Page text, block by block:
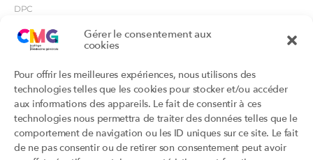
Gérer le consentement aux
cookies
Pour offrir les meilleures expériences, nous utilisons des
technologies telles que les cookies pour stocker et/ou accéder
aux informations des appareils. Le fait de consentir à ces
technologies nous permettra de traiter des données telles que le
comportement de navigation ou les ID uniques sur ce site. Le fait
de ne pas consentir ou de retirer son consentement peut avoir
DPC
CSI
Orientations prioritaires
Productions
Productions du Collège
Productions des structures
adhérentes
Labellisation
Addictions et médecine générale
Portails
Annuaire DU/DIU
Archimede.fr
Ebmfrance.net
Toutes les recos
Certificats-absurdes.fr